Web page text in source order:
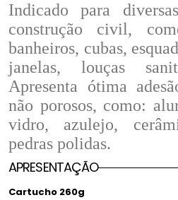
Indicado para
construção civil,
banheiros, cubas,
janelas, louças
Apresenta ótima
não porosos, como:
vidro, azulejo,
pedras polidas.
APRESENTAÇÃO
Cartucho 260g